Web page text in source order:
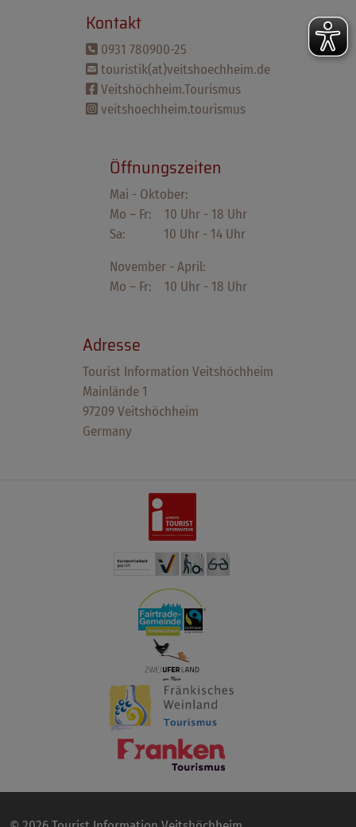
Kontakt
0931 780900-25
touristik(at)veitshoechheim.de
Veitshöchheim.Tourismus
veitshoechheim.tourismus
Öffnungszeiten
Mai - Oktober:
Mo – Fr: 10 Uhr - 18 Uhr
Sa: 10 Uhr - 14 Uhr
November - April:
Mo – Fr: 10 Uhr - 18 Uhr
Adresse
Tourist Information Veitshöchheim
Mainlände 1
97209 Veitshöchheim
Germany